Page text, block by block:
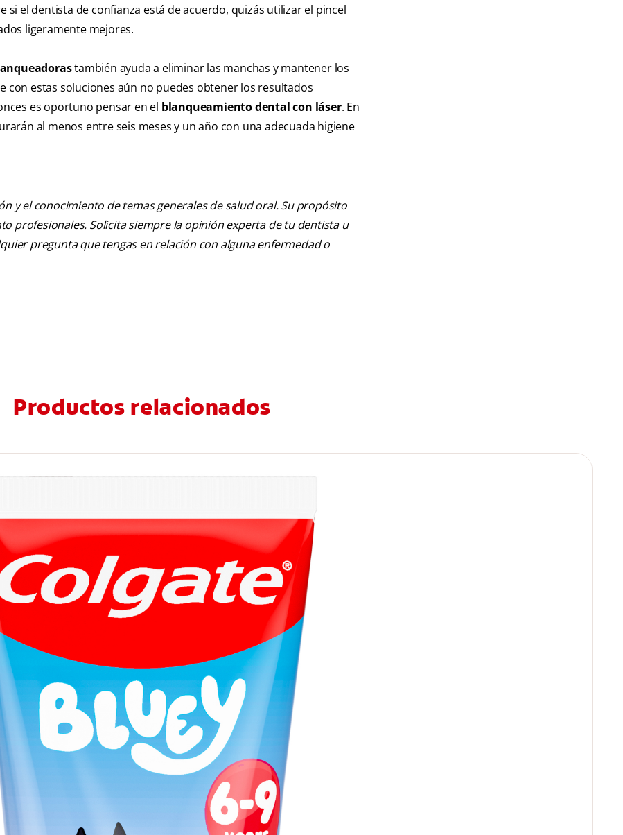
si el dentista de confianza está de acuerdo, quizás utilizar el pincel
ligeramente mejores.
también ayuda a eliminar las manchas y mantener los
con estas soluciones aún no puedes obtener los resultados
es oportuno pensar en el blanqueamiento dental con láser. En
al menos entre seis meses y un año con una adecuada higiene
y el conocimiento de temas generales de salud oral. Su propósito
profesionales. Solicita siempre la opinión experta de tu dentista u
pregunta que tengas en relación con alguna enfermedad o
Productos relacionados